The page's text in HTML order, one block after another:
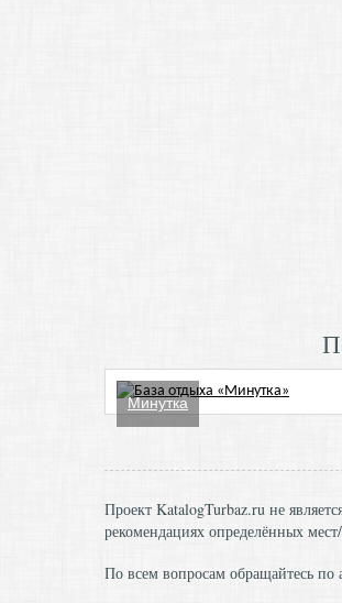
Минутка
Проект KatalogTurbaz.ru не
рекомендациях определённых
По всем вопросам обращайтесь по